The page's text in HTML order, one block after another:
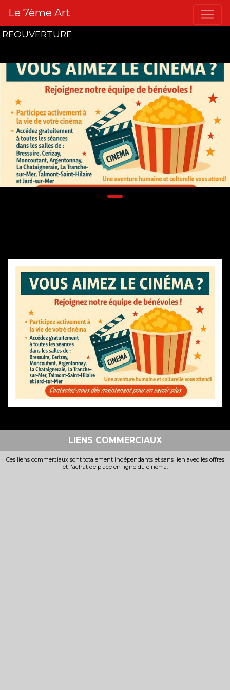
Le 7ème Art
REOUVERTURE
LIENS COMMERCIAUX
Ces liens commerciaux sont totalement indépendants et sans lien avec les offres
et l'achat de place en ligne du cinéma.